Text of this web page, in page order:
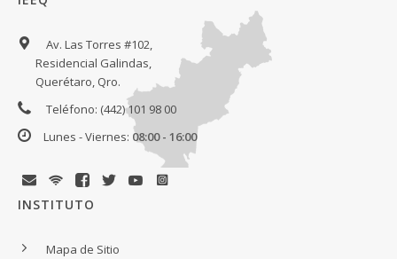
Av. Las Torres #102,
Residencial Galindas,
Querétaro, Qro.
Teléfono: (442) 101 98 00
Lunes - Viernes: 08:00 - 16:00
INSTITUTO
Mapa de Sitio